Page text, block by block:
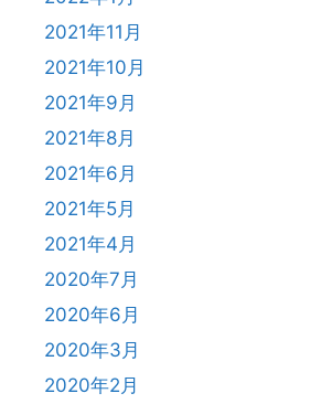
2021年11月
2021年10月
2021年9月
2021年8月
2021年6月
2021年5月
2021年4月
2020年7月
2020年6月
2020年3月
2020年2月